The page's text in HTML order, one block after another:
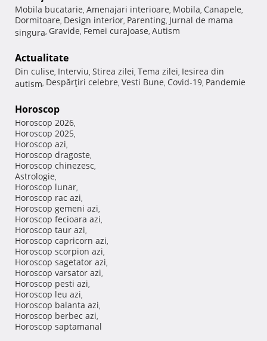
Mobila bucatarie, Amenajari interioare, Mobila, Canapele,
Dormitoare, Design interior, Parenting, Jurnal de mama
singura, Gravide, Femei curajoase, Autism
Actualitate
Din culise, Interviu, Stirea zilei, Tema zilei, Iesirea din
autism, Despărţiri celebre, Vesti Bune, Covid-19, Pandemie
Horoscop
Horoscop 2026,
Horoscop 2025,
Horoscop azi,
Horoscop dragoste,
Horoscop chinezesc,
Astrologie,
Horoscop lunar,
Horoscop rac azi,
Horoscop gemeni azi,
Horoscop fecioara azi,
Horoscop taur azi,
Horoscop capricorn azi,
Horoscop scorpion azi,
Horoscop sagetator azi,
Horoscop varsator azi,
Horoscop pesti azi,
Horoscop leu azi,
Horoscop balanta azi,
Horoscop berbec azi,
Horoscop saptamanal